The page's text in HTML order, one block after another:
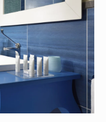
RÉSERVEZ
MAINTENANT
Annuler / Modifier la réservation